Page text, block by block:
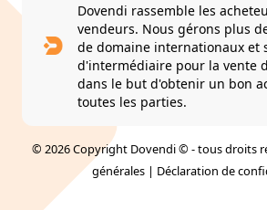
Dovendi rassemble les
vendeurs. Nous gérons plus
de domaine internationaux et
d'intermédiaire pour la vente
dans le but d'obtenir un bon
toutes les parties.
© 2026 Copyright Dovendi © - tous droits
générales | Déclaration de